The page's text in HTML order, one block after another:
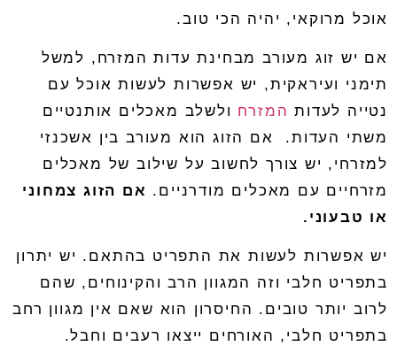
אוכל מרוקאי, יהיה הכי טוב.
אם יש זוג מעורב מבחינת עדות המזרח, למשל
תימני ועיראקית, יש אפשרות לעשות אוכל עם
נטייה לעדות המזרח ולשלב מאכלים אותנטיים
משתי העדות.
אם הזוג הוא מעורב בין אשכנזי
למזרחי, יש צורך לחשוב על שילוב של מאכלים
מזרחיים עם מאכלים מודרניים. אם הזוג צמחוני
או טבעוני.
יש אפשרות לעשות את התפריט בהתאם. יש יתרון
בתפריט חלבי וזה המגוון הרב והקינוחים, שהם
לרוב יותר טובים. החיסרון הוא שאם אין מגוון רחב
בתפריט חלבי, האורחים ייצאו רעבים וחבל.